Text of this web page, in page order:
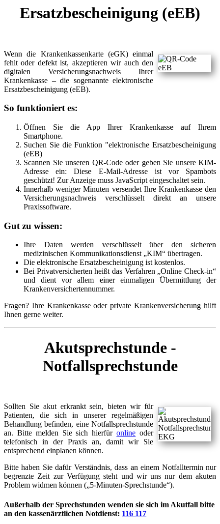
Ersatzbescheinigung (eEB)
Wenn die Krankenkassenkarte (eGK) einmal
fehlt oder defekt ist, akzeptieren wir auch den
digitalen Versicherungsnachweis Ihrer
Krankenkasse – die sogenannte elektronische
Ersatzbescheinigung (eEB).
So funktioniert es:
Öffnen Sie die App Ihrer Krankenkasse auf Ihrem
Smartphone.
Suchen Sie die Funktion "elektronische Ersatzbescheinigung
(eEB)
Scannen Sie unseren QR-Code oder geben Sie unsere KIM-
Adresse ein:Diese E-Mail-Adresse ist vor Spambots
geschützt! Zur Anzeige muss JavaScript eingeschaltet sein.
Innerhalb weniger Minuten versendet Ihre Krankenkasse den
Versicherungsnachweis verschlüsselt direkt an unsere
Praxissoftware.
Gut zu wissen:
Ihre Daten werden verschlüsselt über den sicheren
medizinischen Kommunikationsdienst „KIM“ übertragen.
Die elektronische Ersatzbescheinigung ist kostenlos.
Bei Privatversicherten heißt das Verfahren „Online Check-in“
und dient vor allem einer einmaligen Übermittlung der
Krankenversichertennummer.
Fragen? Ihre Krankenkasse oder private Krankenversicherung hilft
Ihnen gerne weiter.
Akutsprechstunde -
Notfallsprechstunde
Sollten Sie akut erkrankt sein, bieten wir für
Patienten, die sich in unserer regelmäßigen
Behandlung befinden, eine Notfallsprechstunde
an. Bitte melden Sie sich hierfüronline oder
telefonisch in der Praxis an, damit wir Sie
entsprechend einplanen können.
Bitte haben Sie dafür Verständnis, dass an einem Notfalltermin nur
begrenzte Zeit zur Verfügung steht und wir uns nur dem akuten
Problem widmen können („5-Minuten-Sprechstunde“).
Außerhalb der Sprechstunden wenden sie sich im Akutfall bitte
an den kassenärztlichen Notdienst: 116 117